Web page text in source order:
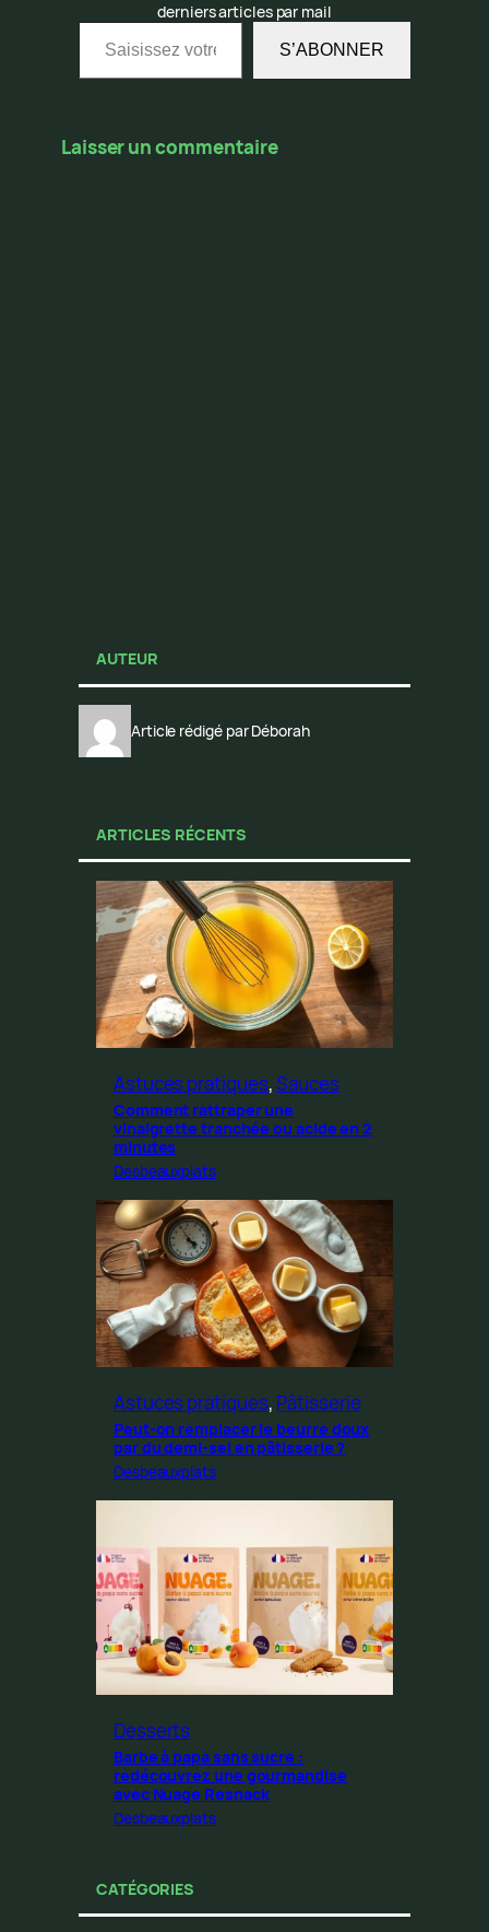
derniers articles par mail
Saisissez votre adresse e-mail…
S’ABONNER
Laisser un commentaire
AUTEUR
Article rédigé par Déborah
ARTICLES RÉCENTS
Astuces pratiques, Sauces
Comment rattraper une
vinaigrette tranchée ou acide en 2
minutes
Desbeauxplats
Astuces pratiques, Pâtisserie
Peut-on remplacer le beurre doux
par du demi-sel en pâtisserie ?
Desbeauxplats
Desserts
Barbe à papa sans sucre :
redécouvrez une gourmandise
avec Nuage Resnack
Desbeauxplats
CATÉGORIES